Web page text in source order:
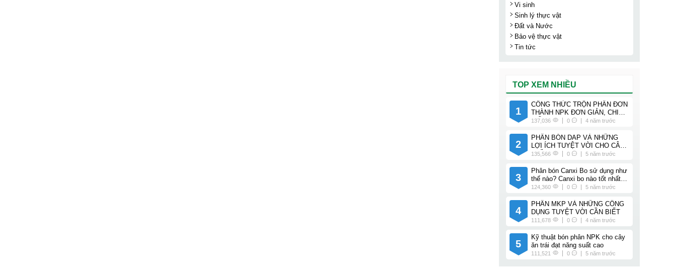
Vi sinh
Sinh lý thực vật
Đất và Nước
Bảo vệ thực vật
Tin tức
TOP XEM NHIỀU
1
CÔNG THỨC TRỘN PHÂN ĐƠN
THÀNH NPK ĐƠN GIẢN, CHI
TIẾT
137,036 0 4 năm trước
2
PHÂN BÓN DAP VÀ NHỮNG
LỢI ÍCH TUYỆT VỜI CHO CÂY
TRỒNG
135,566 0 5 năm trước
3
Phân bón Canxi Bo sử dụng như
thế nào? Canxi bo nào tốt nhất
cho cây trồng của bạn?
124,360 0 5 năm trước
4
PHÂN MKP VÀ NHỮNG CÔNG
DỤNG TUYỆT VỜI CẦN BIẾT
111,678 0 4 năm trước
5
Kỹ thuật bón phân NPK cho cây
ăn trái đạt năng suất cao
111,521 0 5 năm trước